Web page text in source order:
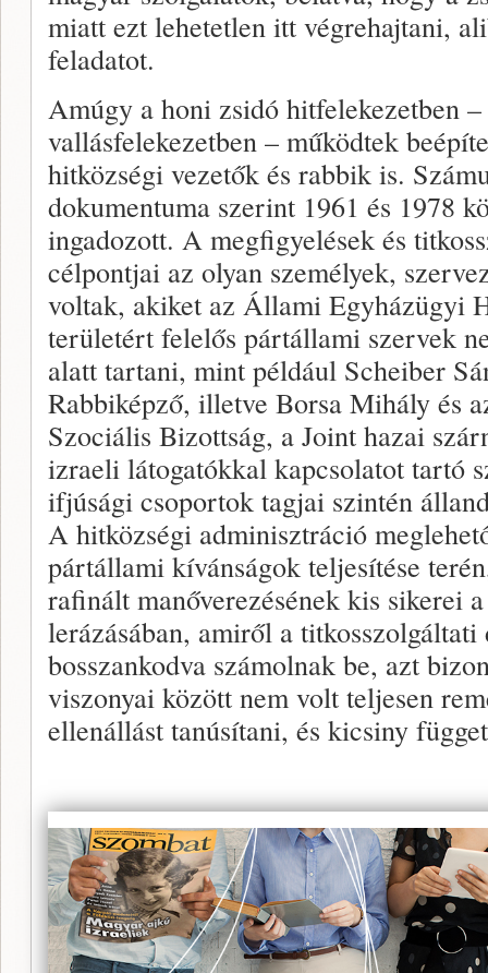
miatt ezt lehetetlen itt végrehajtani,
feladatot.
Amúgy a honi zsidó hitfelekezetben
vallásfelekezetben – működtek
hitközségi vezetők és rabbik is.
dokumentuma szerint 1961 és 1978
ingadozott. A megfigyelések és
célpontjai az olyan személyek,
voltak, akiket az Állami Egyházügyi
területért felelős pártállami szervek
alatt tartani, mint például Scheiber
Rabbiképző, illetve Borsa Mihály és
Szociális Bizottság, a Joint hazai
izraeli látogatókkal kapcsolatot tartó
ifjúsági csoportok tagjai szintén
A hitközségi adminisztráció
pártállami kívánságok teljesítése
rafinált manőverezésének kis sikerei
lerázásában, amiről a
bosszankodva számolnak be, azt
viszonyai között nem volt teljesen
ellenállást tanúsítani, és kicsiny